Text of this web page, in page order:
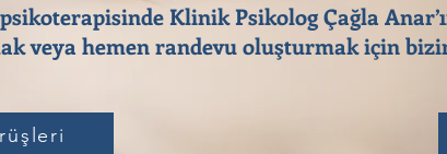
Klinik Psikolog Çağla
veya hemen randevu oluşturmak için